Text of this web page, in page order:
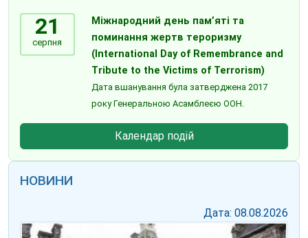
21
серпня
Міжнародний день пам’яті та
поминання жертв тероризму
(International Day of Remembrance and
Tribute to the Victims of Terrorism)
Дата вшанування була затверджена 2017
року Генеральною Асамблеєю ООН.
Календар подій
НОВИНИ
Дата: 08.08.2026